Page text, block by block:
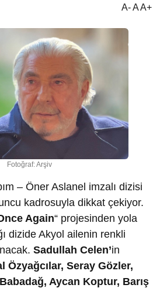
A- A A+
Fotoğraf: Arşiv
– Öner Aslanel imzalı dizisi
kadrosuyla dikkat çekiyor.
Again“ projesinden yola
dizide Akyol ailenin renkli
Sadullah Celen’in
Özyağcılar, Seray Gözler,
Aycan Koptur, Barış